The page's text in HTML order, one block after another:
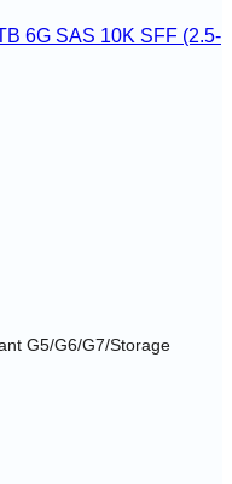
6G SAS 10K SFF (2.5-
G5/G6/G7/Storage